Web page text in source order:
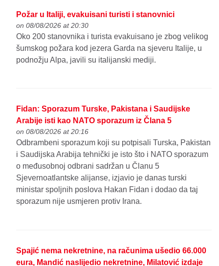
Požar u Italiji, evakuisani turisti i stanovnici
on 08/08/2026 at 20:30
Oko 200 stanovnika i turista evakuisano je zbog velikog
šumskog požara kod jezera Garda na sjeveru Italije, u
podnožju Alpa, javili su italijanski mediji.
Fidan: Sporazum Turske, Pakistana i Saudijske
Arabije isti kao NATO sporazum iz Člana 5
on 08/08/2026 at 20:16
Odbrambeni sporazum koji su potpisali Turska, Pakistan
i Saudijska Arabija tehnički je isto što i NATO sporazum
o međusobnoj odbrani sadržan u Članu 5
Sjevernoatlantske alijanse, izjavio je danas turski
ministar spoljnih poslova Hakan Fidan i dodao da taj
sporazum nije usmjeren protiv Irana.
Spajić nema nekretnine, na računima ušedio 66.000
eura, Mandić naslijedio nekretnine, Milatović izdaje